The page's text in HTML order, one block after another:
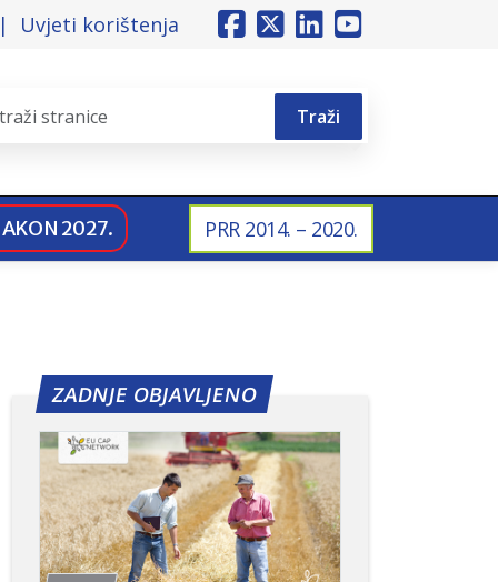
Uvjeti korištenja
Traži
2027. PRR 2014. – 2020.
ZADNJE OBJAVLJENO